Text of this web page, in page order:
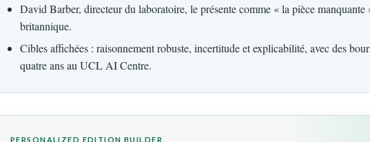
David Barber, directeur du laboratoire, le présente comme « la pièce manquante
britannique.
Cibles affichées : raisonnement robuste, incertitude et explicabilité, avec des
quatre ans au UCL AI Centre.
PERSONALIZED EDITION BUILDER